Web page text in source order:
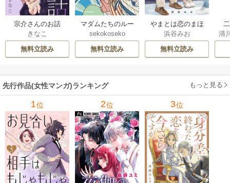
宗介さんのお話
きなこ
無料立読み
マダムたちのルー
ムシェア
sekokoseko
無料立読み
やまとは恋のまほ
ろば
浜谷みお
無料立読み
は
清
先行作品(女性マンガ)ランキング もっと見る
1位 2位 3位